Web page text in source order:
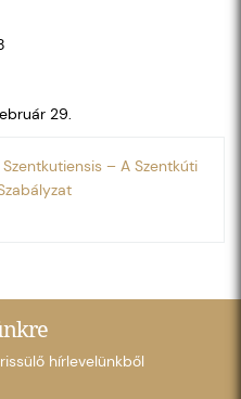
29.
– A Szentkúti
hírlevelünkből